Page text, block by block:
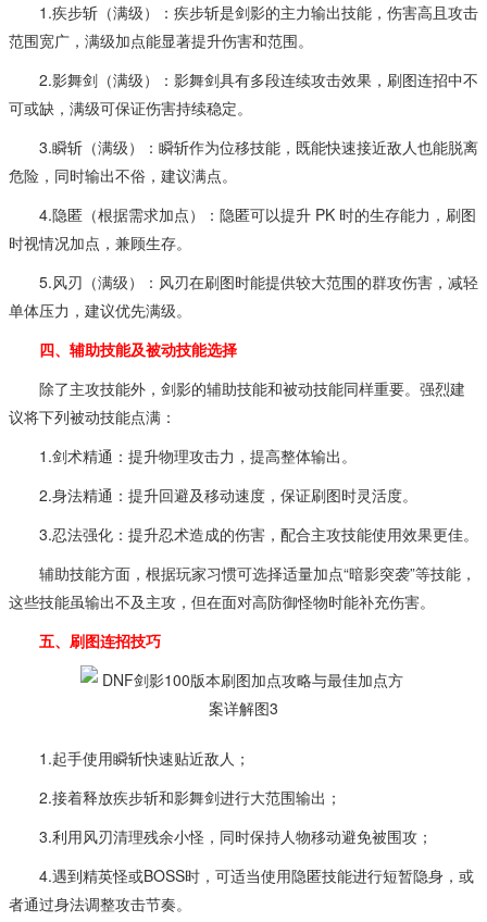
1.疾步斩（满级）：疾步斩是剑影的主力输出技能，伤害高且攻击
范围宽广，满级加点能显著提升伤害和范围。
2.影舞剑（满级）：影舞剑具有多段连续攻击效果，刷图连招中不
可或缺，满级可保证伤害持续稳定。
3.瞬斩（满级）：瞬斩作为位移技能，既能快速接近敌人也能脱离
危险，同时输出不俗，建议满点。
4.隐匿（根据需求加点）：隐匿可以提升 PK 时的生存能力，刷图
时视情况加点，兼顾生存。
5.风刃（满级）：风刃在刷图时能提供较大范围的群攻伤害，减轻
单体压力，建议优先满级。
四、辅助技能及被动技能选择
除了主攻技能外，剑影的辅助技能和被动技能同样重要。强烈建
议将下列被动技能点满：
1.剑术精通：提升物理攻击力，提高整体输出。
2.身法精通：提升回避及移动速度，保证刷图时灵活度。
3.忍法强化：提升忍术造成的伤害，配合主攻技能使用效果更佳。
辅助技能方面，根据玩家习惯可选择适量加点“暗影突袭”等技能，
这些技能虽输出不及主攻，但在面对高防御怪物时能补充伤害。
五、刷图连招技巧
1.起手使用瞬斩快速贴近敌人；
2.接着释放疾步斩和影舞剑进行大范围输出；
3.利用风刃清理残余小怪，同时保持人物移动避免被围攻；
4.遇到精英怪或BOSS时，可适当使用隐匿技能进行短暂隐身，或
者通过身法调整攻击节奏。